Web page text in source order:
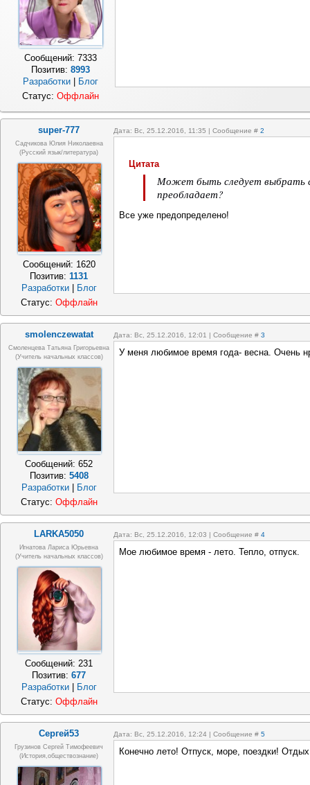
Сообщений:7333
Позитив:8993
Разработки
Блог
Статус:Оффлайн
super-777 Дата: Вс, 25.12.2016, 11:35 | Сообщение # 2
Садчикова Юлия Николаевна
(русский язык/литература)
Сообщений: 1620
Позитив:1131
Разработки
Блог
Цитата
Может быть следует выбрать
преобладает?
Все уже предопределено!
Статус: Оффлайн
smolenczewatat Дата: Вс, 25.12.2016, 12:01 | Сообщение # 3
Смоленцева Татьяна Григорьевна
(учитель начальных классов)
Сообщений:652
Позитив: 5408
Разработки
Блог
У меня любимое время года- весна. Очень
Статус: Оффлайн
LARKA5050 Дата: Вс, 25.12.2016, 12:03 | Сообщение # 4
Игнатова Лариса Юрьевна
(учитель начальных классов)
Сообщений:231
Позитив:677
Разработки
Блог
Мое любимое время - лето. Тепло, отпуск.
Статус: Оффлайн
Сергей53 Дата: Вс, 25.12.2016, 12:24 | Сообщение # 5
Грузинов Сергей Тимофеевич
(история,обществознание)
Конечно лето! Отпуск, море, поездки!